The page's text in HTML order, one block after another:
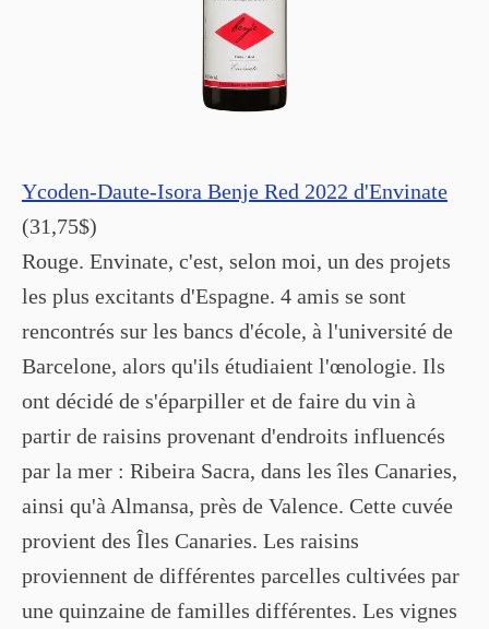
Ycoden-Daute-Isora Benje Red 2022 d'Envinate
(31,75$)
Rouge. Envinate, c'est, selon moi, un des projets
les plus excitants d'Espagne. 4 amis se sont
rencontrés sur les bancs d'école, à l'université de
Barcelone, alors qu'ils étudiaient l'œnologie. Ils
ont décidé de s'éparpiller et de faire du vin à
partir de raisins provenant d'endroits influencés
par la mer : Ribeira Sacra, dans les îles Canaries,
ainsi qu'à Almansa, près de Valence. Cette cuvée
provient des Îles Canaries. Les raisins
proviennent de différentes parcelles cultivées par
une quinzaine de familles différentes. Les vignes